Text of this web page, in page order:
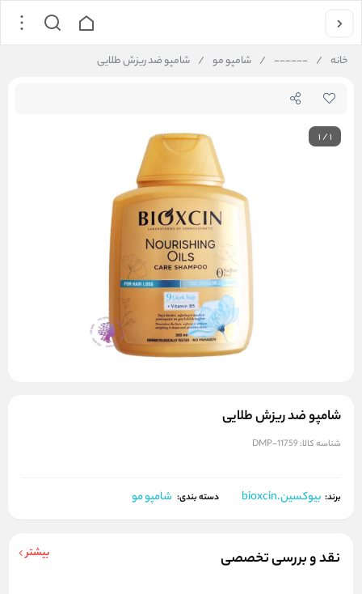
خانه /
------
/ شامپو مو / شامپو ضد ریزش طلایی
1/1
شامپو ضد ریزش طلایی
شناسه کالا: DMP-11759
برند: بیوکسین.bioxcin دسته بندی: شامپو مو
نقد و بررسی تخصصی بیشتر